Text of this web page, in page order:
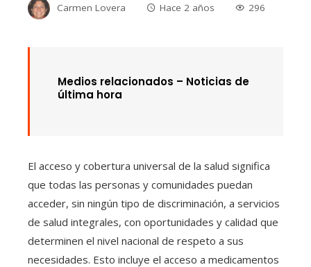
Carmen Lovera Hace 2 años 296
Medios relacionados – Noticias de
última hora
El acceso y cobertura universal de la salud significa
que todas las personas y comunidades puedan
acceder, sin ningún tipo de discriminación, a servicios
de salud integrales, con oportunidades y calidad que
determinen el nivel nacional de respeto a sus
necesidades. Esto incluye el acceso a medicamentos